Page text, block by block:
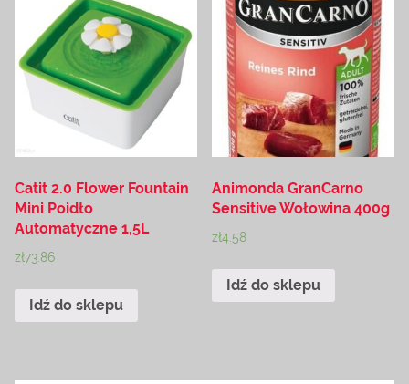
Catit 2.0 Flower Fountain
Mini Poidło
Automatyczne 1,5L
zł73.86
Idź do sklepu
Animonda GranCarno
Sensitive Wołowina 400g
zł4.58
Idź do sklepu